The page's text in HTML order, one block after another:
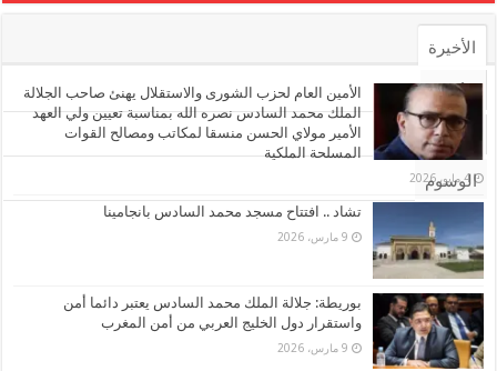
الأخيرة
الأشهر
تعليقات
الوسوم
الأمين العام لحزب الشورى والاستقلال يهنئ صاحب الجلالة
الملك محمد السادس نصره الله بمناسبة تعيين ولي العهد
الأمير مولاي الحسن منسقا لمكاتب ومصالح القوات
المسلحة الملكية
4 مايو، 2026
تشاد .. افتتاح مسجد محمد السادس بانجامينا
9 مارس، 2026
بوريطة: جلالة الملك محمد السادس يعتبر دائما أمن
واستقرار دول الخليج العربي من أمن المغرب
9 مارس، 2026